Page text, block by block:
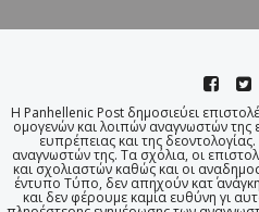
Η Panhellenic Post δημοσιεύει
ομογενών και λοιπών αναγνωστών
ευπρέπειας και της
αναγνωστών της. Τα σχόλια, οι
και σχολιαστών καθώς και οι
έντυπο Τύπο, δεν απηχούν κατ΄
και δεν φέρουμε καμία ευθύνη γι